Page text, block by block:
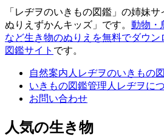
「レヂヲのいきもの図鑑」の姉妹
ぬりえずかんキッズ」です。 動物・
など生き物のぬりえを無料でダウ
図鑑サイト です。
自然案内人レヂヲのいきもの
いきもの図鑑管理人レヂヲに
お問い合わせ
人気の生き物